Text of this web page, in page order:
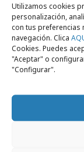
Utilizamos cookies
personalización,
con tus preferencias
navegación. Clica
Cookies. Puedes
"Aceptar" o
"Configurar".
Enrique
Marketing
que juega el
contenido
trabajo que
en la
entender
las